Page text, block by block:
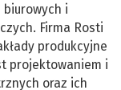
i
Firma Rosti
produkcyjne
projektowaniem i
oraz ich